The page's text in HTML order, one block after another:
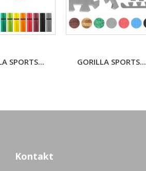
SPORTS... GORILLA SPORTS...
Kontakt